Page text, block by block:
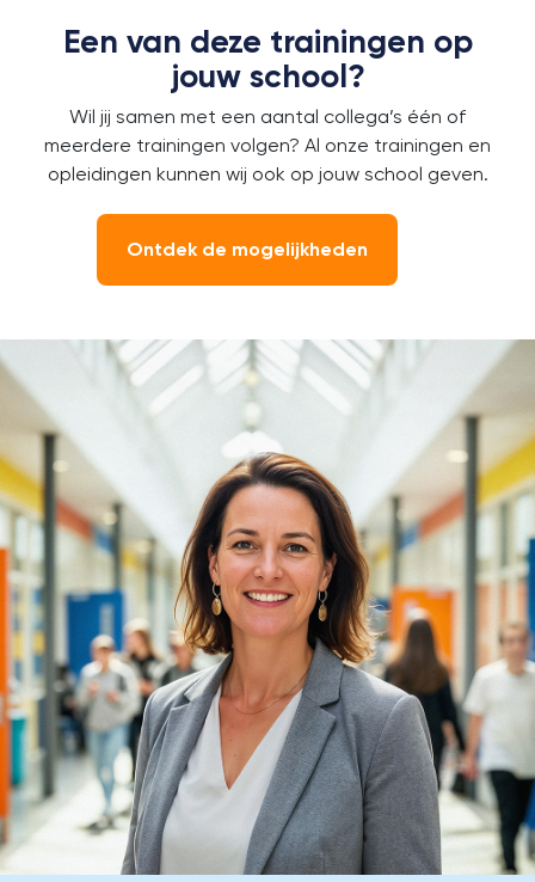
Een van deze trainingen op
jouw school?
Wil jij samen met een aantal collega’s één of
meerdere trainingen volgen? Al onze trainingen en
opleidingen kunnen wij ook op jouw school geven.
Ontdek de mogelijkheden